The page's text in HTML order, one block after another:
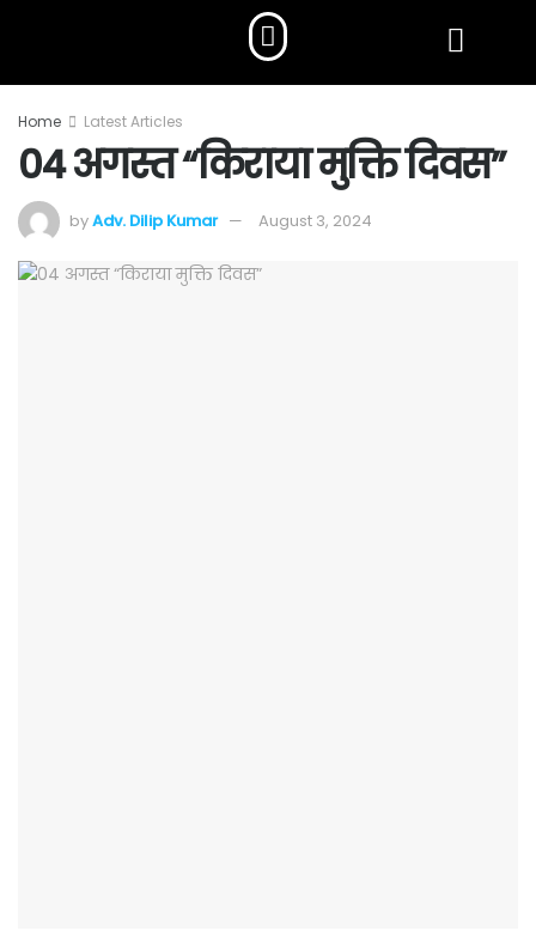
Home Latest Articles
04 अगस्त “किराया मुक्ति दिवस”
byAdv. Dilip Kumar August 3, 2024